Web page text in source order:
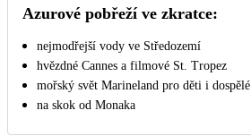
Azurové pobřeží ve zkratce:
nejmodřejší vody ve Středozemí
hvězdné Cannes a filmové St. Tropez
mořský svět Marineland pro děti i dospělé
na skok od Monaka